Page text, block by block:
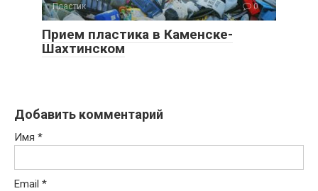
Пластик 0
Прием пластика в Каменске-
Шахтинском
Добавить комментарий
Имя *
Email *